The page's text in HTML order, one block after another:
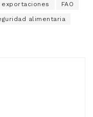
exportaciones FAO
alimentaria